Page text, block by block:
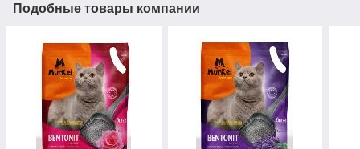
Подобные товары компании